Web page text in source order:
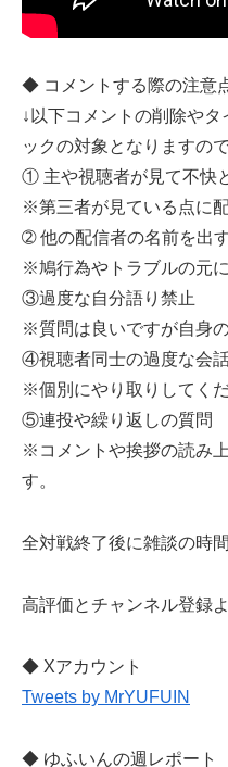
◆ コメントする際の注意
↓以下コメントの削除や
ックの対象となりますの
① 主や視聴者が見て不快
※第三者が見ている点に
➁ 他の配信者の名前を出
※鳩行為やトラブルの元
③過度な自分語り禁止
※質問は良いですが自身
④視聴者同士の過度な会
※個別にやり取りしてく
⑤連投や繰り返しの質問
※コメントや挨拶の読み
す。
全対戦終了後に雑談の時
高評価とチャンネル登録
◆ Xアカウント
Tweets by MrYUFUIN
◆ ゆふいんの週レポート